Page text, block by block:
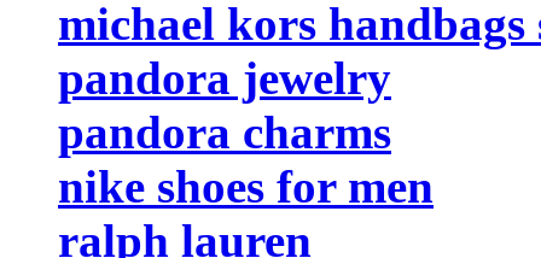
michael kors handbags
pandora jewelry
pandora charms
nike shoes for men
ralph lauren